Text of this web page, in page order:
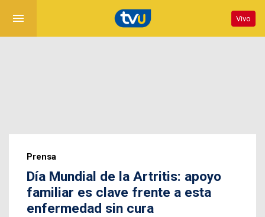
menu Vivo
Prensa
Día Mundial de la Artritis: apoyo
familiar es clave frente a esta
enfermedad sin cura